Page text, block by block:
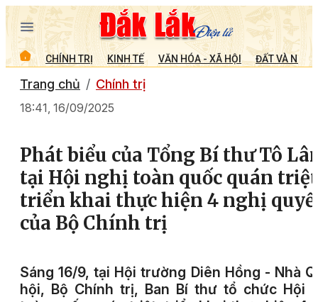
CHÍNH TRỊ KINH TẾ VĂN HÓA - XÃ HỘI ĐẤT VÀ
Trang chủ Chính trị
18:41, 16/09/2025
Phát biểu của Tổng Bí thư Tô
tại Hội nghị toàn quốc quán
triển khai thực hiện 4 nghị
của Bộ Chính trị
Sáng 16/9, tại Hội trường Diên Hồng - Nhà
hội, Bộ Chính trị, Ban Bí thư tổ chức Hội